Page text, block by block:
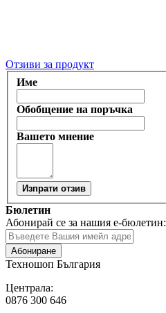
Отзиви за продукт
Име
Обобщение на поръчка
Вашето мнение
Изпрати отзив
Бюлетин
Абонирай се за нашия е-бюлетин:
Абониране
Техношоп България
Централа:
0876 300 646